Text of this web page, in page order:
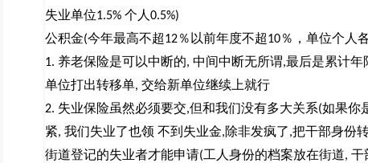
失业单位1.5% 个人 0.5%)
公积金(今年最高不超12％以前年度不超10％，单位个人
1. 养老保险是可以中断的, 中间中断无所谓,最后是累计年
单位打出转移单, 交给新单位继续上就行
2. 失业保险虽然必须要交,但和我们没有多大关系(如果你
紧, 我们失业了也领 不到失业金,除非发疯了,把干部身份
街道登记的失业者才能申请(工人身份的档案放在街道, 干